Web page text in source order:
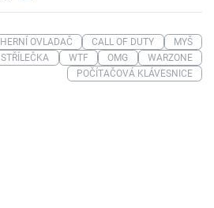
HERNÍ OVLADAČ CALL OF DUTY
MYŠ
STŘÍLEČKA WTF OMG
WARZONE
POČÍTAČOVÁ KLÁVESNICE